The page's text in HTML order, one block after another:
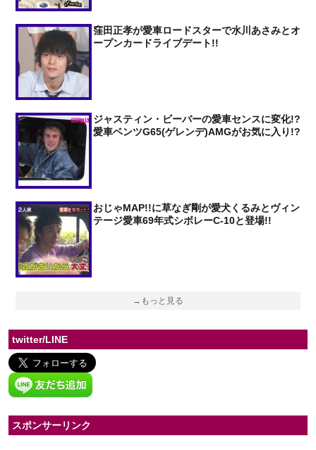
窪田正孝が愛車ロードスターで水川あさみとオ
ープンカードライブデート!!
ジャスティン・ビーバーの愛車センスに変化!?
愛車ベンツG65(ゲレンデ)AMGがお気に入り!?
おじゃMAP!!に草なぎ剛が愛犬くるみとヴィン
テージ愛車69年式シボレーC-10と登場!!
→もっと見る
twitter/LINE
スポンサーリンク